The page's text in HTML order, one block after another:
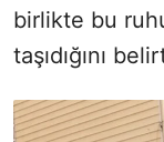
birlikte bu
taşıdığını